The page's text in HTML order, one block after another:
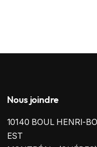
Nous joindre
10140 BOUL HENRI-
EST